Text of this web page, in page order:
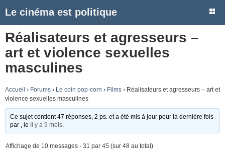
Le cinéma est politique
Réalisateurs et agresseurs –
art et violence sexuelles
masculines
Accueil › Forums › Le coin pop-corn › Films › Réalisateurs et agresseurs – art et
violence sexuelles masculines
Ce sujet contient 47 réponses, 2 ps. et a été mis à jour pour la dernière fois
par
, le Il y a 9 mois
Affichage de 10 messages - 31 par 45 (sur 48 au total)